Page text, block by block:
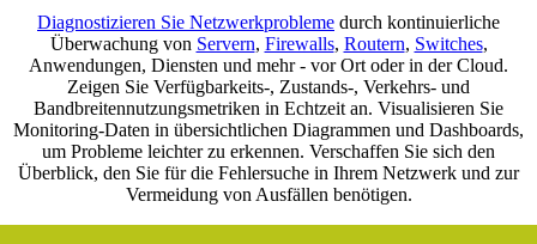
Diagnostizieren Sie Netzwerkprobleme durch kontinuierliche
Überwachung von Servern, Firewalls, Routern, Switches,
Anwendungen, Diensten und mehr - vor Ort oder in der Cloud.
Zeigen Sie Verfügbarkeits-, Zustands-, Verkehrs- und
Bandbreitennutzungsmetriken in Echtzeit an. Visualisieren Sie
Monitoring-Daten in übersichtlichen Diagrammen und Dashboards,
um Probleme leichter zu erkennen. Verschaffen Sie sich den
Überblick, den Sie für die Fehlersuche in Ihrem Netzwerk und zur
Vermeidung von Ausfällen benötigen.